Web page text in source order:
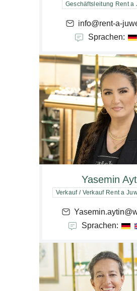
Geschäftsleitung Rent a
info@rent-a-
Sprachen:
Yasemin
Verkauf / Verkauf Rent a
Sprachen: